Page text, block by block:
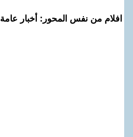
افلام من نفس المحور: أخبار عامة